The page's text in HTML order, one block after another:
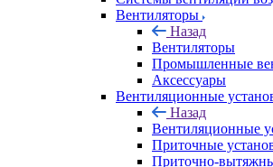
Вентиляторы
Назад
Вентиляторы
Промышленные
Аксессуары
Вентиляционные
Назад
Вентиляционные
Приточные
Приточно-